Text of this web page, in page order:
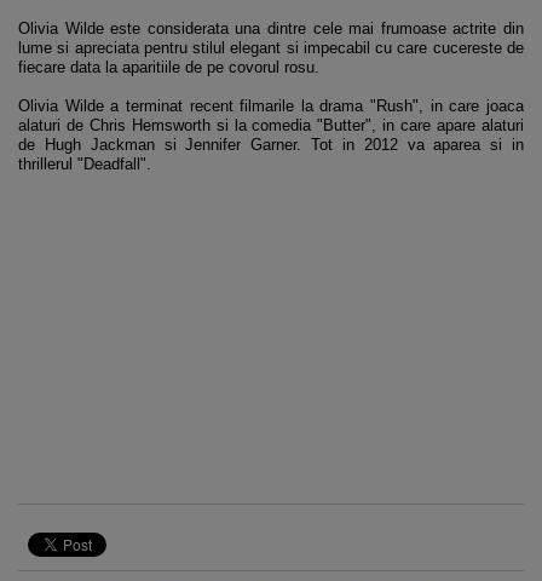
Olivia Wilde este considerata una dintre cele mai frumoase actrite din
lume si apreciata pentru stilul elegant si impecabil cu care cucereste de
fiecare data la aparitiile de pe covorul rosu.
Olivia Wilde a terminat recent filmarile la drama "Rush", in care joaca
alaturi de Chris Hemsworth si la comedia "Butter", in care apare alaturi
de Hugh Jackman si Jennifer Garner. Tot in 2012 va aparea si in
thrillerul "Deadfall".